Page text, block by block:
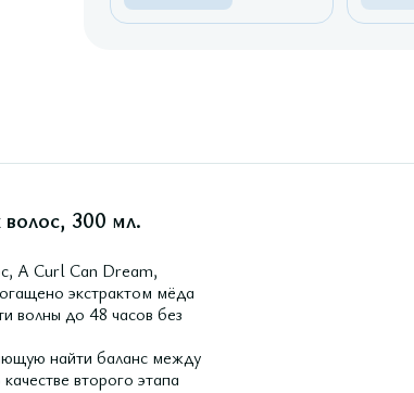
300 мл.
A Curl Can Dream,
экстрактом мёда
волны до 48 часов без
найти баланс между
второго этапа